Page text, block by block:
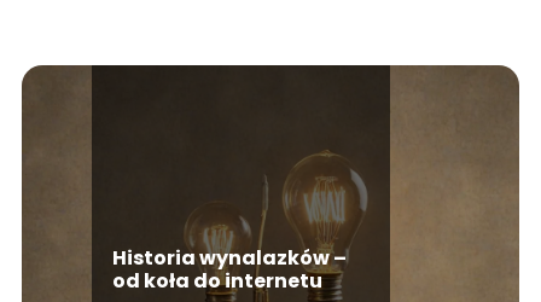
Historia wynalazków –
od koła do internetu